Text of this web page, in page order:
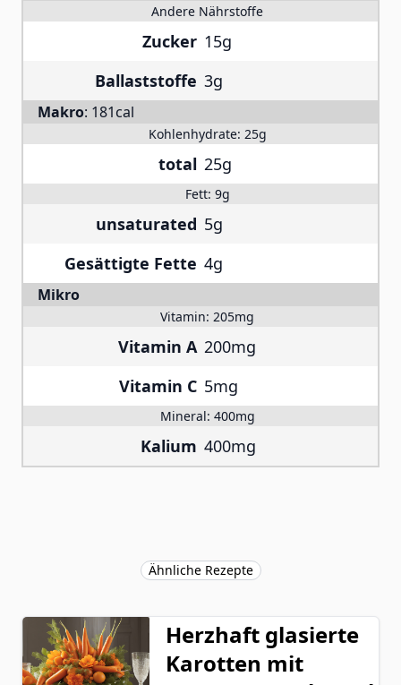
Andere Nährstoffe
Zucker 15g
Ballaststoffe 3g
Makro: 181cal
Kohlenhydrate: 25g
total 25g
Fett: 9g
unsaturated 5g
Gesättigte Fette 4g
Mikro
Vitamin: 205mg
Vitamin A 200mg
Vitamin C 5mg
Mineral: 400mg
Kalium 400mg
Ähnliche Rezepte
Herzhaft glasierte
Karotten mit